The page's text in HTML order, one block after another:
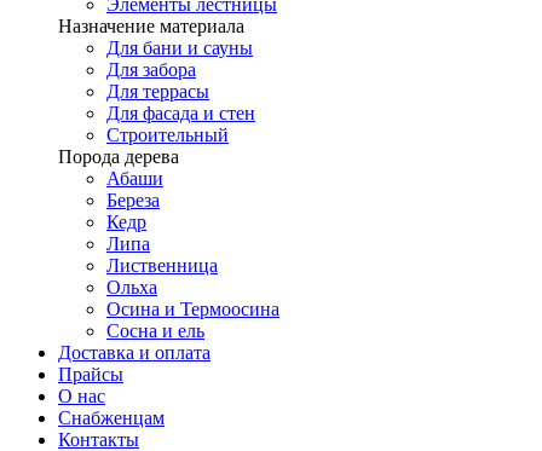
Элементы лестницы
Назначение материала
Для бани и сауны
Для забора
Для террасы
Для фасада и стен
Строительный
Порода дерева
Абаши
Береза
Кедр
Липа
Лиственница
Ольха
Осина и Термоосина
Сосна и ель
Доставка и оплата
Прайсы
О нас
Снабженцам
Контакты